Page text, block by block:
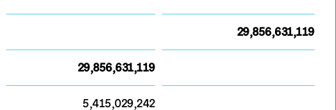
29,856,631,119
29,856,631,119
5,415,029,242